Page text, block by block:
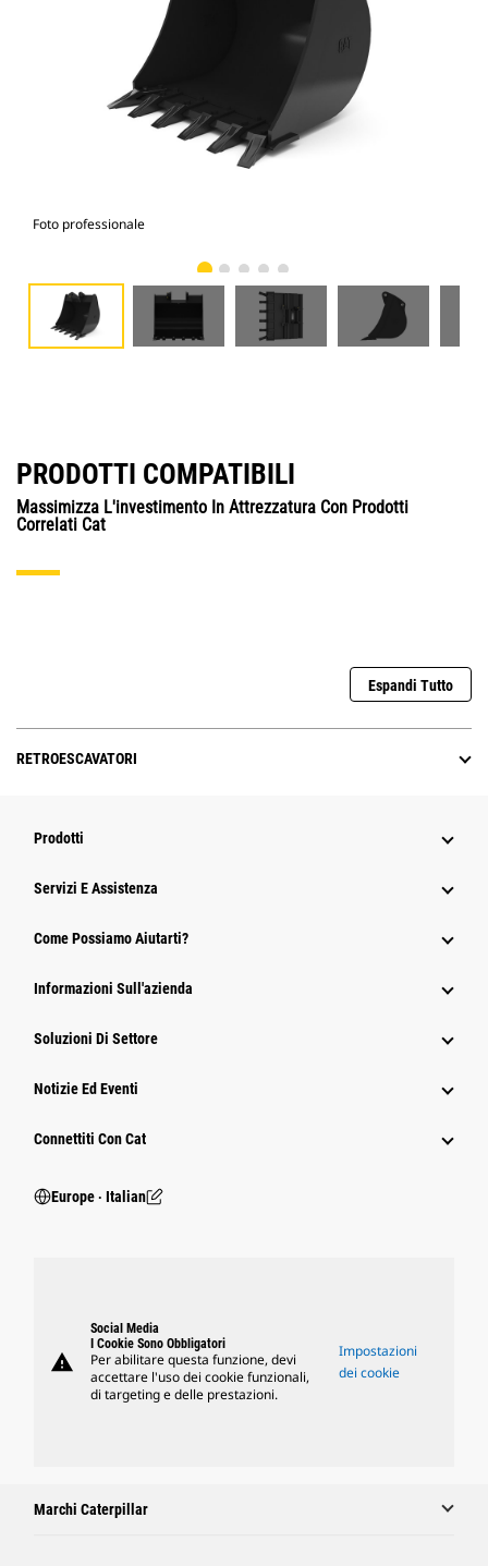
Foto professionale
PRODOTTI COMPATIBILI
Massimizza L'investimento In Attrezzatura Con Prodotti
Correlati Cat
Espandi Tutto
RETROESCAVATORI
Prodotti
Servizi E Assistenza
Come Possiamo Aiutarti?
Informazioni Sull'azienda
Soluzioni Di Settore
Notizie Ed Eventi
Connettiti Con Cat
Europe ‧ Italian
warning
Social Media
I Cookie Sono Obbligatori
Per abilitare questa funzione, devi
accettare l'uso dei cookie funzionali,
di targeting e delle prestazioni.
Impostazioni
dei cookie
Marchi Caterpillar